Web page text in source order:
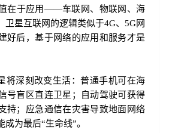
在于应用——车联网、物联网、海
卫星互联网的逻辑类似于4G、5G网
好后，基于网络的应用和服务才是
将深刻改变生活：普通手机可在海
号盲区直连卫星；自动驾驶可获得
持；应急通信在灾害导致地面网络
为最后“生命线”。